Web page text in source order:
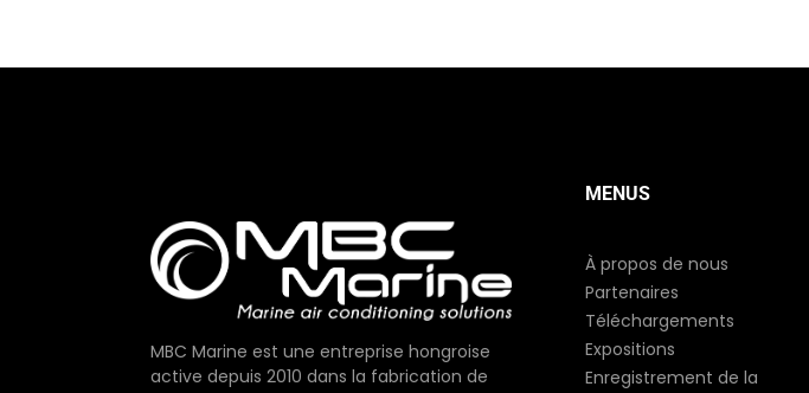
MBC Marine est une entreprise hongroise
active depuis 2010 dans la fabrication de
MENUS
À propos de nous
Partenaires
Téléchargements
Expositions
Enregistrement de la